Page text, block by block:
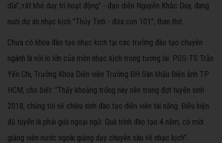
dĩa", rất khó duy trì hoạt động" - đạo diễn Nguyễn Khắc Duy, đang
nuôi dự án nhạc kịch "Thủy Tinh - đứa con 101", than thở.
Chưa có khoa đào tạo nhạc kịch tại các trường đào tạo chuyên
ngành là nỗi lo lớn của môn nhạc kịch trong tương lai. PGS-TS Trần
Yến Chi, Trưởng Khoa Diễn viên Trường ĐH Sân khấu Điện ảnh TP
HCM, cho biết: "Thấy khoảng trống này nên trong đợt tuyển sinh
2018, chúng tôi sẽ chiêu sinh đào tạo diễn viên tài năng. Điều kiện
đủ tuyển là phải giỏi ngoại ngữ. Quá trình đào tạo 4 năm, có mời
giảng viên nước ngoài giảng dạy chuyên sâu về nhạc kịch".